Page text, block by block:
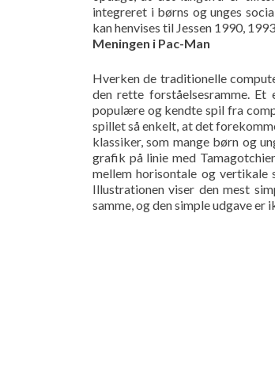
integreret i børns og unges
kan henvises til Jessen 1990,
Meningen i Pac-Man
Hverken de traditionelle
den rette forståelsesramme.
populære og kendte spil fra
spillet så enkelt, at det
klassiker, som mange børn og
grafik på linie med
mellem horisontale og
Illustrationen viser den mest
samme, og den simple udgave er